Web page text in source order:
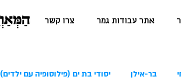
צרו קשר אתר עבודות גמר
בר-אילן יסודי בת ים (פילוסופיה עם ילדים)